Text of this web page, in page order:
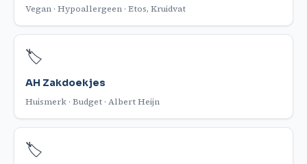
Vegan · Hypoallergeen · Etos, Kruidvat
🏷️
AH Zakdoekjes
Huismerk · Budget · Albert Heijn
🏷️